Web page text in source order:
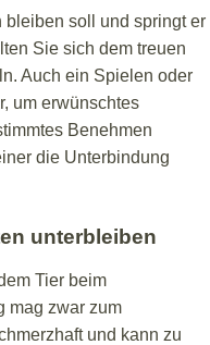
bleiben soll und springt er
Sie sich dem treuen
Auch ein Spielen oder
um erwünschtes
Benehmen
die Unterbindung
unterbleiben
Tier beim
mag zwar zum
und kann zu